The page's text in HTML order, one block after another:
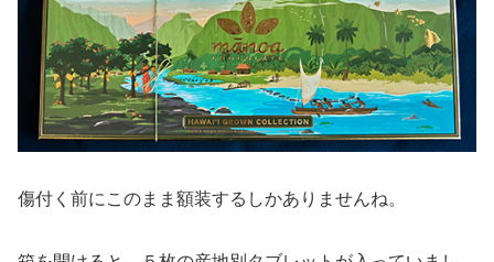
傷付く前にこのまま額装するしかありませんね。